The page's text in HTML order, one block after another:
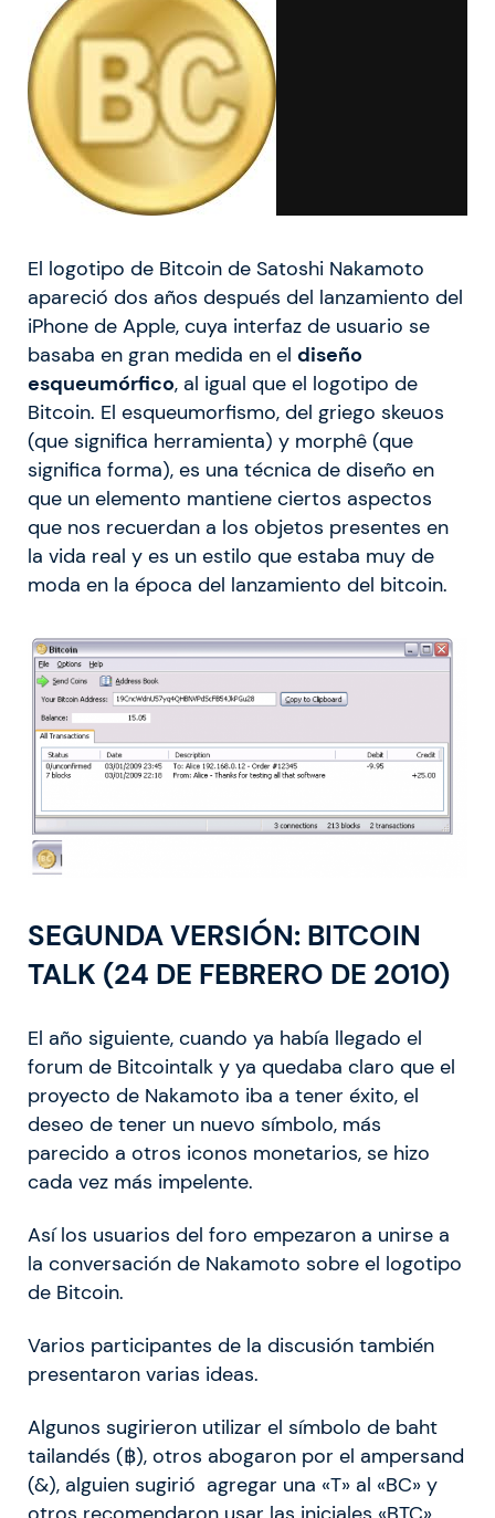
El logotipo de Bitcoin de Satoshi Nakamoto
apareció dos años después del lanzamiento del
iPhone de Apple, cuya interfaz de usuario se
basaba en gran medida en el diseño
esqueumórfico, al igual que el logotipo de
Bitcoin. El esqueumorfismo, del griego skeuos
(que significa herramienta) y morphê (que
significa forma), es una técnica de diseño en
que un elemento mantiene ciertos aspectos
que nos recuerdan a los objetos presentes en
la vida real y es un estilo que estaba muy de
moda en la época del lanzamiento del bitcoin.
SEGUNDA VERSIÓN: BITCOIN
TALK (24 DE FEBRERO DE 2010)
El año siguiente, cuando ya había llegado el
forum de Bitcointalk y ya quedaba claro que el
proyecto de Nakamoto iba a tener éxito, el
deseo de tener un nuevo símbolo, más
parecido a otros iconos monetarios, se hizo
cada vez más impelente.
Así los usuarios del foro empezaron a unirse a
la conversación de Nakamoto sobre el logotipo
de Bitcoin.
Varios participantes de la discusión también
presentaron varias ideas.
Algunos sugirieron utilizar el símbolo de baht
tailandés (฿), otros abogaron por el ampersand
(&), alguien sugirió agregar una «T» al «BC» y